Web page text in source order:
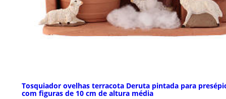
Tosquiador ovelhas terracota Deruta pintada para
com figuras de 10 cm de altura média